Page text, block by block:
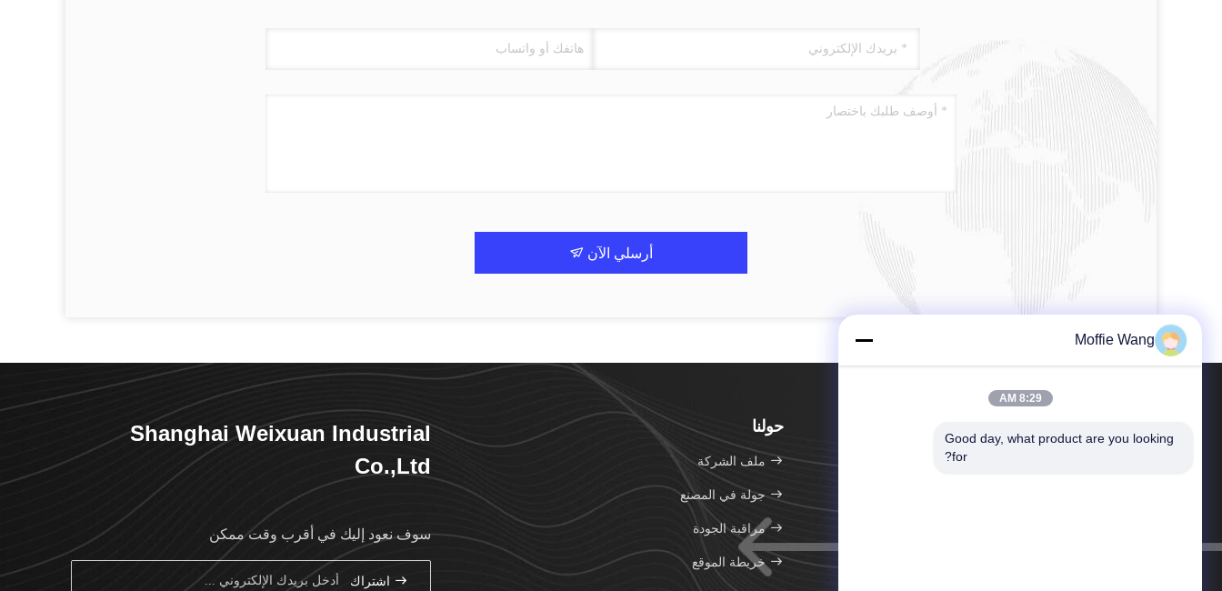
أرسلي الآن
حولنا
ملف الشركة
جولة في المصنع
مراقبة الجودة
خريطة الموقع
Shanghai Weixuan Industrial
Co.,Ltd
سوف نعود إليك في أقرب وقت ممكن
اشتراك
Moffie Wang
8:29 AM
Good day, what product are you looking
for?